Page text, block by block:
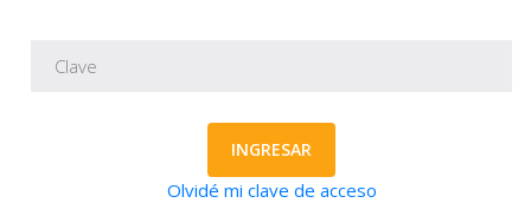
INGRESAR
Olvidé mi clave de acceso